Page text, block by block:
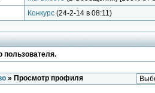
Конкурс(24-2-14 в 08:11)
пользователя.
» Просмотр профиля